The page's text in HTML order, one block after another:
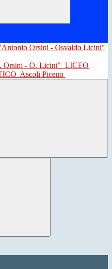
Orsini - O. Licini" LICEO
Ascoli Piceno